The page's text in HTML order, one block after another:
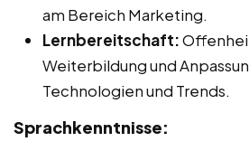
am Bereich Marketing.
Lernbereitschaft:
Weiterbildung und
Technologien und Trends.
Sprachkenntnisse: